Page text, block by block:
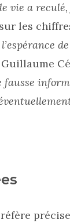
vie a
sur les
fausse